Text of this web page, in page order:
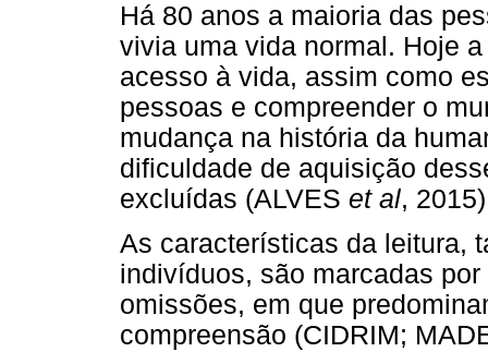
Há 80 anos a maioria das
vivia uma vida normal. Hoje
acesso à vida, assim como
pessoas e compreender o
mudança na história da
dificuldade de aquisição
excluídas (ALVES et al,
As características da leitura,
indivíduos, são marcadas
omissões, em que
compreensão (CIDRIM;